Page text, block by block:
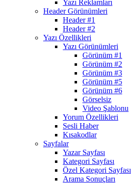
Yazı Reklamları
Header Görünümleri
Header #1
Header #2
Yazı Özellikleri
Yazı Görünümleri
Görünüm #1
Görünüm #2
Görünüm #3
Görünüm #5
Görünüm #6
Görselsiz
Video Şablonu
Yorum Özellikleri
Sesli Haber
Kısakodlar
Sayfalar
Yazar Sayfası
Kategori Sayfası
Özel Kategori Sayfası
Arama Sonuçları